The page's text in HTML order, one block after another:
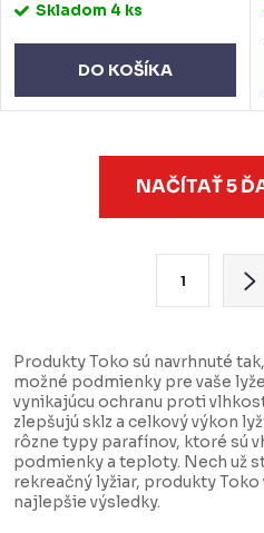
Skladom 4 ks
DO KOŠÍKA
c
i
e
p
r
v
NAČÍTAŤ 5
á
n
k
o
v
a
1
Produkty Toko sú navrhnuté
možné podmienky pre vaše
vynikajúcu ochranu proti
zlepšujú sklz a celkový výkon
rôzne typy parafínov, ktoré sú
podmienky a teploty. Nech už
rekreačný lyžiar, produkty
najlepšie výsledky.